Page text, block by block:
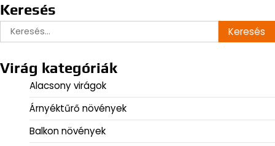
Keresés
Keresés:
Virág kategóriák
Alacsony virágok
Árnyéktűrő növények
Balkon növények